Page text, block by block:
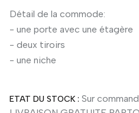
Détail de la commode:
- une porte avec une étagère
- deux tiroirs
- une niche
ETAT DU STOCK : Sur